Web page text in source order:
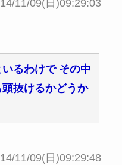
11/09(日)09:29:03
るわけで その中
抜けるかどうか
11/09(日)09:29:48